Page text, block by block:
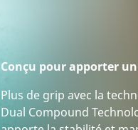
Conçu pour apporter
Plus de grip avec la
Dual Compound